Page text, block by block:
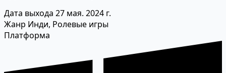
Дата выхода 27 мая. 2024 г.
Жанр Инди, Ролевые игры
Платформа